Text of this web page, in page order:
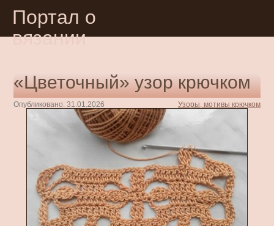
Портал о
вязании
«Цветочный» узор крючком
Опубликовано: 31.01.2026 Узоры, мотивы крючком